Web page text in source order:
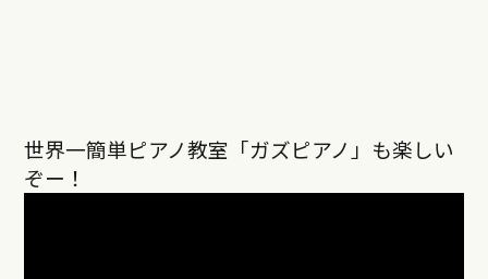
世界一簡単ピアノ教室「ガズピアノ」も楽しい
ぞー！